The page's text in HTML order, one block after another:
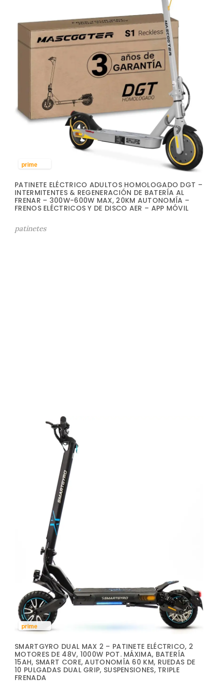
prime
PATINETE ELÉCTRICO ADULTOS HOMOLOGADO DGT –
INTERMITENTES & REGENERACIÓN DE BATERÍA AL
FRENAR – 300W-600W MAX, 20KM AUTONOMÍA –
FRENOS ELÉCTRICOS Y DE DISCO AER – APP MÓVIL
patinetes
prime
SMARTGYRO DUAL MAX 2 – PATINETE ELÉCTRICO, 2
MOTORES DE 48V, 1000W POT. MÁXIMA, BATERÍA
15AH, SMART CORE, AUTONOMÍA 60 KM, RUEDAS DE
10 PULGADAS DUAL GRIP, SUSPENSIONES, TRIPLE
FRENADA